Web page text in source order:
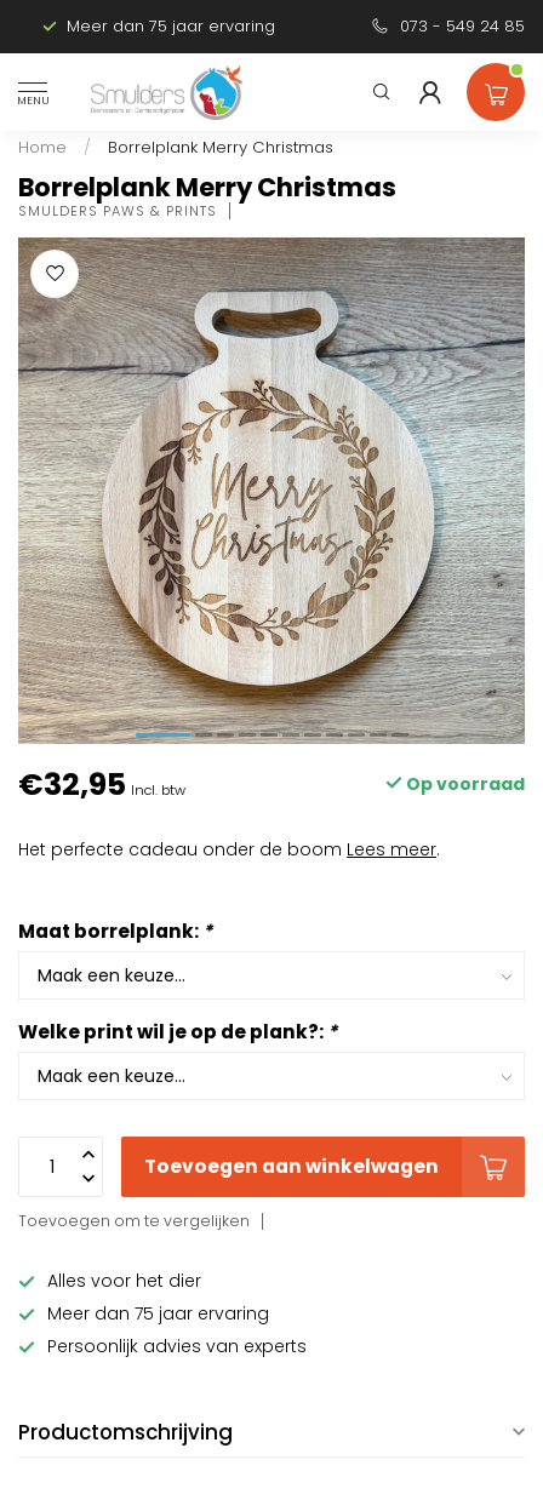
Meer dan 75 jaar ervaring Persoonlijk
073 - 549 24 85
MENU
Home / Borrelplank Merry Christmas
Borrelplank Merry Christmas
SMULDERS PAWS & PRINTS
€32,95 Incl. btw Op voorraad
Het perfecte cadeau onder de boom Lees meer.
Maat borrelplank: *
Welke print wil je op de plank?: *
Toevoegen aan winkelwagen
Toevoegen om te vergelijken
Alles voor het dier
Meer dan 75 jaar ervaring
Persoonlijk advies van experts
Productomschrijving